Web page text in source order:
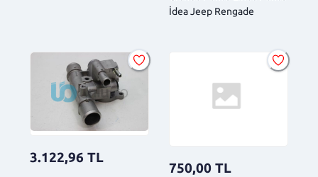
İdea Jeep Rengade
3.122,96 TL
750,00 TL